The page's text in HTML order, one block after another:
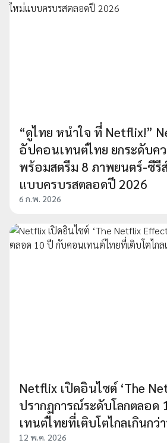
“ดูไทย หนำใจ ที่ Netflix!”
อัปคอนเทนต์ไทย ยกระดับค
พร้อมสตรีม 8 ภาพยนตร์-ซีรี
แบบครบรสตลอดปี 2026
6 ก.พ. 2026
Netflix เปิดอินไซต์ ‘The
ปรากฏการณ์ระดับโลกตลอด
เทนต์ไทยที่เติบโตไกลเกินก
12 พ.ค. 2026